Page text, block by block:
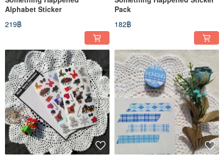
Alphabet Sticker
219฿
Pack
182฿